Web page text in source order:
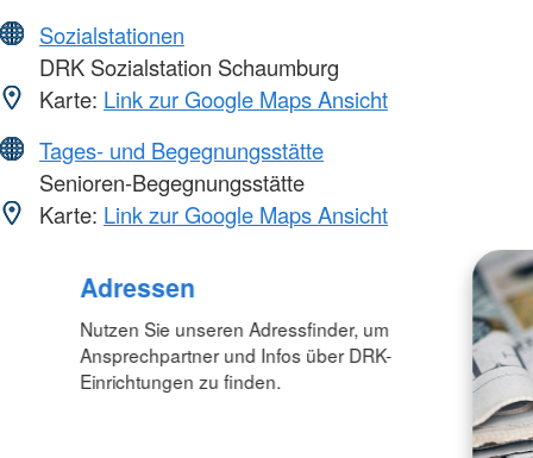
Sozialstationen
DRK Sozialstation Schaumburg
Karte: Link zur Google Maps Ansicht
Tages- und Begegnungsstätte
Senioren-Begegnungsstätte
Karte: Link zur Google Maps Ansicht
Adressen
Nutzen Sie unseren Adressfinder, um
Ansprechpartner und Infos über DRK-
Einrichtungen zu finden.